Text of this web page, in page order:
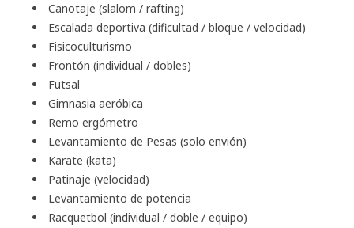
Canotaje (slalom / rafting)
Escalada deportiva (dificultad / bloque / velocidad)
Fisicoculturismo
Frontón (individual / dobles)
Futsal
Gimnasia aeróbica
Remo ergómetro
Levantamiento de Pesas (solo envión)
Karate (kata)
Patinaje (velocidad)
Levantamiento de potencia
Racquetbol (individual / doble / equipo)